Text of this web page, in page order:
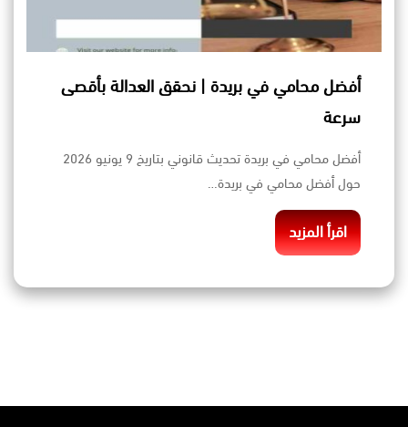
أفضل محامي في بريدة | نحقق العدالة بأقصى
سرعة
أفضل محامي في بريدة تحديث قانوني بتاريخ 9 يونيو 2026
حول أفضل محامي في بريدة…
اقرأ المزيد